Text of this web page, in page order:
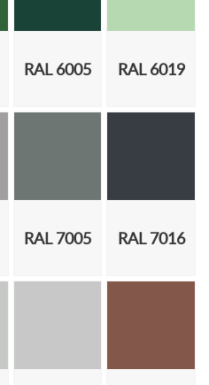
RAL 6005 RAL 6019
RAL 7005 RAL 7016